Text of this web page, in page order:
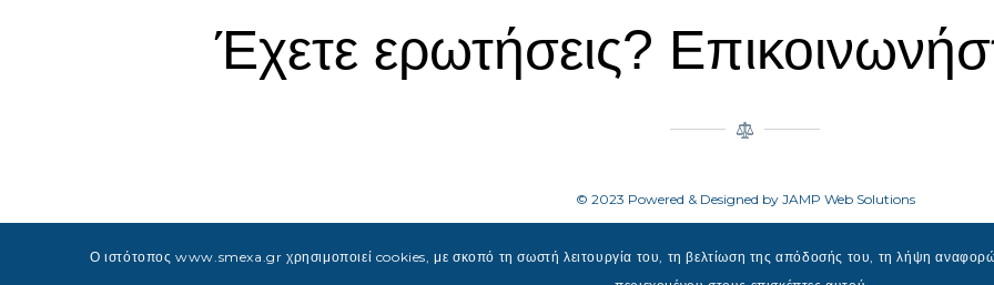
Έχετε ερωτήσεις?
© 2023 Powered & Designed by JAMP Web Solutions
Ο ιστότοπος www.smexa.gr χρησιμοποιεί cookies, με σκοπό τη σωστή λειτουργία του, τη βελτίωση της απόδοσής του, τη λήψη